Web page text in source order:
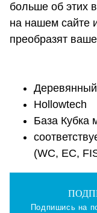
больше об этих
на нашем сайте
преобразят
Hollowtech
База Кубка
(WC, EC,
Подпишись на